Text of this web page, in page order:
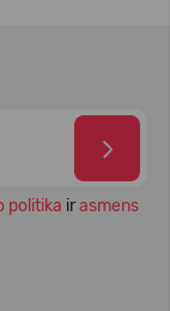
politika irasmens